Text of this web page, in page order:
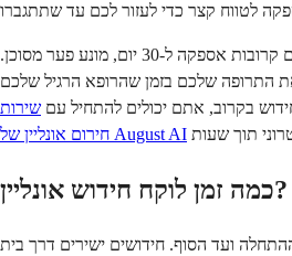
מרשם גשר מסוג זה, לעיתים קרובות אספקה ל-30 יום, מונע פער מסוכן.
התרופה שלכם בזמן שהרופא הרגיל שלכם
בקרוב, אתם יכולים להתחיל עם שירות
חירום אונליין של August AI
כמה זמן לוקח חידוש אונליין?
ועד הסוף. חידושים ישירים דרך בית